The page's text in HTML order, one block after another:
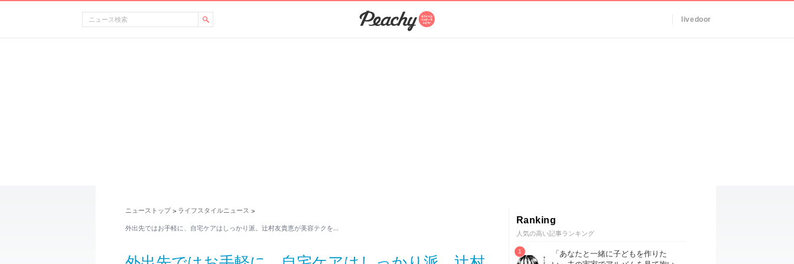
livedoor
ニューストップ > ライフスタイルニュース >
外出先ではお手軽に、自宅ケアはしっかり派。辻村友貴恵が美容テクを…
Ranking
人気の高い記事ランキング
「あなたと一緒に子どもを作りた